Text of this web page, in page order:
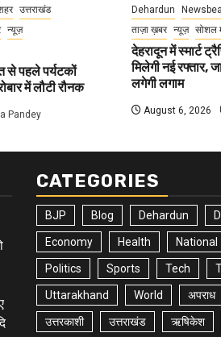
उत्तराखंड
न्यूज़
से पहले पर्यटकों
में लौटी रौनक
Pandey
Dehardun
ताज़ा ख़बर
न्यूज़ सोशल
देहरादून में स्मार्ट
मिलेगी नई रफ्तार,
लगेगी लगाम
August 6, 2026
CATEGORIES
BJP Blog Dehardun
Economy Health National
Politics Sports Tech
Uttarakhand World अपराध
उत्तरकाशी उत्तराखंड ऋषिकेश